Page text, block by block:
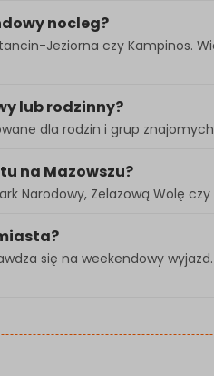
nocleg?
Jeziorna czy Kampinos.
lub rodzinny?
dla rodzin i grup
na Mazowszu?
Narodowy, Żelazową Wolę
się na weekendowy